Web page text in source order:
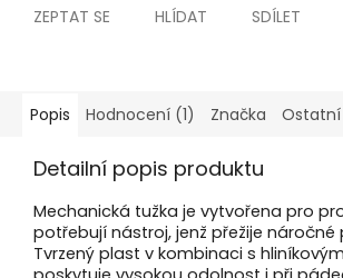
ZEPTAT SE HLÍDAT SDÍLET
Popis Hodnocení (1) Značka
Detailní popis produktu
Mechanická tužka je vytvořena pro
potřebují nástroj, jenž přežije náročné
Tvrzený plast v kombinaci s